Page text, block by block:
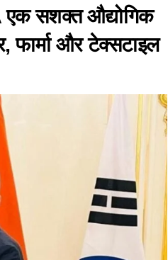
एक सशक्त औद्योगिक
फार्मा और टेक्सटाइल